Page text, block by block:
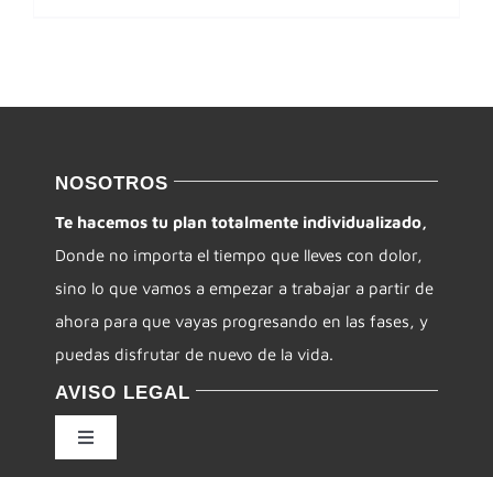
NOSOTROS
Te hacemos tu plan totalmente individualizado,
Donde no importa el tiempo que lleves con dolor,
sino lo que vamos a empezar a trabajar a partir de
ahora para que vayas progresando en las fases, y
puedas disfrutar de nuevo de la vida.
AVISO LEGAL
Toggle
Navigation